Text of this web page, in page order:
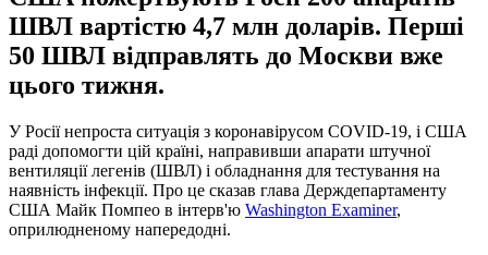
ШВЛ вартістю 4,7 млн доларів. Перші
50 ШВЛ відправлять до Москви вже
цього тижня.
У Росії непроста ситуація з коронавірусом COVID-19, і США
раді допомогти цій країні, направивши апарати штучної
вентиляції легенів (ШВЛ) і обладнання для тестування на
наявність інфекції. Про це сказав глава Держдепартаменту
США Майк Помпео в інтерв'ю Washington Examiner,
оприлюдненому напередодні.